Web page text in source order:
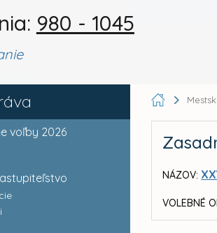
980 - 1045
voľby 2026
NÁZOV:
VOLEBNÉ